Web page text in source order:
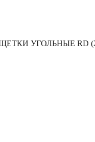
УГОЛЬНЫЕ RD (2